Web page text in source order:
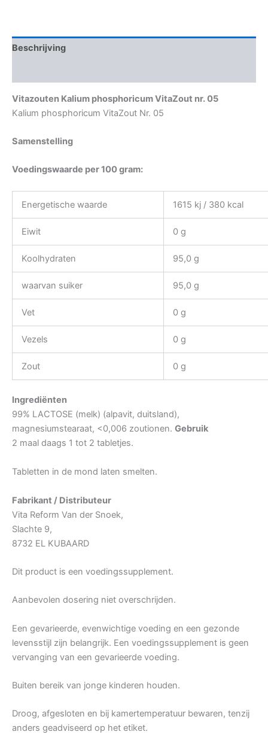
Beschrijving
Vitazouten Kalium phosphoricum VitaZout nr. 05
Kalium phosphoricum VitaZout Nr. 05
Samenstelling
Voedingswaarde per 100 gram:
Energetische waarde 1615 kj / 380 kcal
Eiwit 0 g
Koolhydraten 95,0 g
waarvan suiker 95,0 g
Vet 0 g
Vezels 0 g
Zout 0 g
Ingrediënten
99% LACTOSE (melk) (alpavit, duitsland),
magnesiumstearaat, <0,006 zoutionen. Gebruik
2 maal daags 1 tot 2 tabletjes.
Tabletten in de mond laten smelten.
Fabrikant / Distributeur
Vita Reform Van der Snoek,
Slachte 9,
8732 EL KUBAARD
Dit product is een voedingssupplement.
Aanbevolen dosering niet overschrijden.
Een gevarieerde, evenwichtige voeding en een gezonde
levensstijl zijn belangrijk. Een voedingssupplement is geen
vervanging van een gevarieerde voeding.
Buiten bereik van jonge kinderen houden.
Droog, afgesloten en bij kamertemperatuur bewaren, tenzij
anders geadviseerd op het etiket.